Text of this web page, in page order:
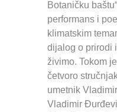
Botaničku
performans i
klimatskim
dijalog o prirodi
živimo. Tokom
četvoro
umetnik
Vladimir